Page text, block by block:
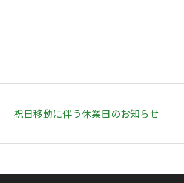
祝日移動に伴う休業日のお知らせ